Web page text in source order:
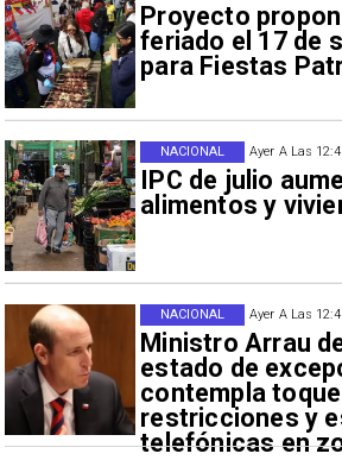
Proyecto
feriado el 17 de
para Fiestas
Ayer A Las
IPC de julio
alimentos y
NACIONAL
Ayer A Las
Ministro Arrau
estado de
contempla
restricciones y
telefónicas en
NACIONAL